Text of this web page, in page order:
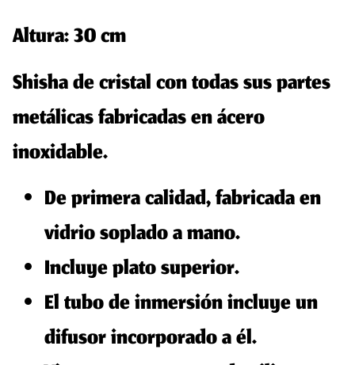
Altura: 30 cm
Shisha de cristal con todas sus partes
metálicas fabricadas en ácero
inoxidable.
De primera calidad, fabricada en
vidrio soplado a mano.
Incluye plato superior.
El tubo de inmersión incluye un
difusor incorporado a él.